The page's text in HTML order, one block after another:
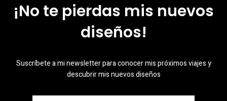
¡No te pierdas mis nuevos
diseños!
Suscríbete a mi newsletter para conocer mis próximos viajes y
descubrir mis nuevos diseños